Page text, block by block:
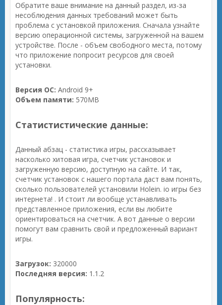
Обратите ваше внимание на данный раздел, из-за
несоблюдения данных требований может быть
проблема с установкой приложения. Сначала узнайте
версию операционной системы, загруженной на вашем
устройстве. После - объем свободного места, потому
что приложение попросит ресурсов для своей
установки.
Версия ОС: Android 9+
Объем памяти: 570MB
Статистистические данные:
Данный абзац - статистика игры, рассказывает
насколько хитовая игра, счетчик установок и
загруженную версию, доступную на сайте. И так,
счетчик установок с нашего портала даст вам понять,
сколько пользователей установили Holein. io игры без
интернета! . И стоит ли вообще устанавливать
представленное приложения, если вы любите
ориентироваться на счетчик. А вот данные о версии
помогут вам сравнить свой и предложенный вариант
игры.
Загрузок: 320000
Последняя версия: 1.1.2
Популярность: